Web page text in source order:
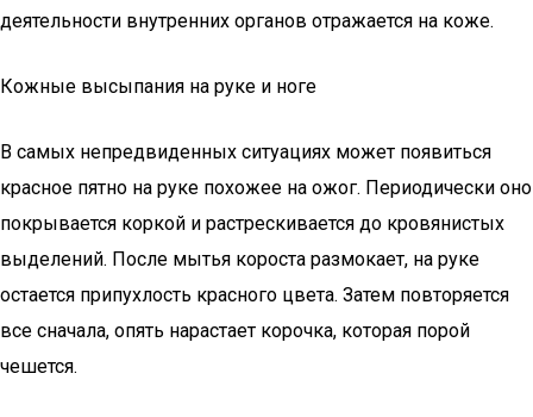
деятельности внутренних органов отражается на коже.
Кожные высыпания на руке и ноге
В самых непредвиденных ситуациях может появиться
красное пятно на руке похожее на ожог. Периодически оно
покрывается коркой и растрескивается до кровянистых
выделений. После мытья короста размокает, на руке
остается припухлость красного цвета. Затем повторяется
все сначала, опять нарастает корочка, которая порой
чешется.